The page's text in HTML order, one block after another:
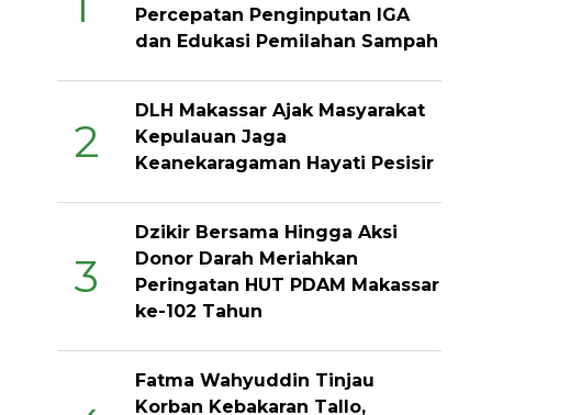
Percepatan Penginputan IGA
dan Edukasi Pemilahan Sampah
2
DLH Makassar Ajak Masyarakat
Kepulauan Jaga
Keanekaragaman Hayati Pesisir
3
Dzikir Bersama Hingga Aksi
Donor Darah Meriahkan
Peringatan HUT PDAM Makassar
ke-102 Tahun
Fatma Wahyuddin Tinjau
Korban Kebakaran Tallo,